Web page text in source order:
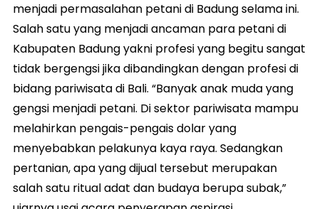
menjadi permasalahan petani di Badung selama ini.
Salah satu yang menjadi ancaman para petani di
Kabupaten Badung yakni profesi yang begitu sangat
tidak bergengsi jika dibandingkan dengan profesi di
bidang pariwisata di Bali. “Banyak anak muda yang
gengsi menjadi petani. Di sektor pariwisata mampu
melahirkan pengais-pengais dolar yang
menyebabkan pelakunya kaya raya. Sedangkan
pertanian, apa yang dijual tersebut merupakan
salah satu ritual adat dan budaya berupa subak,”